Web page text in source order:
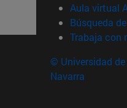
Aula virtual
Búsqueda
Trabaja con
© Universidad de
Navarra